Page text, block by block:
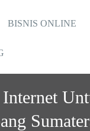
BISNIS ONLINE